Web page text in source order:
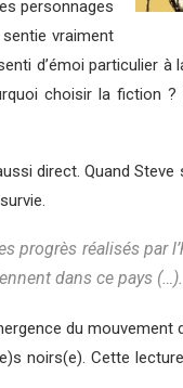
personnages
vraiment
d’émoi particulier à
choisir la fiction
direct. Quand Steve
progrès réalisés par
dans ce pays (…).
du
noirs(e). Cette